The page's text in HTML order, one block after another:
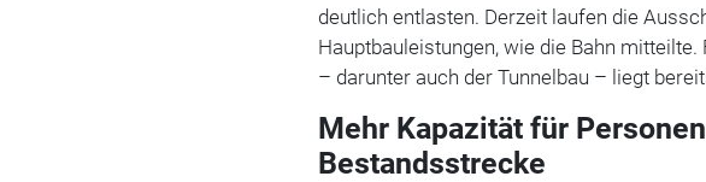
deutlich entlasten. Derzeit laufen die
Hauptbauleistungen, wie die Bahn
– darunter auch der Tunnelbau – liegt
Mehr Kapazität für
Bestandsstrecke